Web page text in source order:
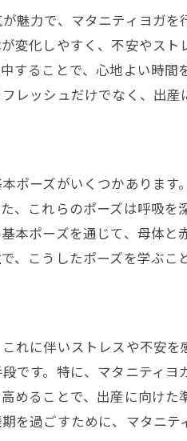
のマタニティヨガがもたら
軽減するためのヨガセッシ
に聞く、ヨガで得た心の平
インストラクターによるサ
の自然環境を取り入れたヨガ
コミュニティと繋がる機会
のヨガが生むリラックス効
の連携で作る安心の場
よい施術室のインテリア
シスの特別なリラクゼーショ
後のサポートで気分上昇
ェッショナルな整体師によ
魅力で、マタニティヨガ
変化しやすく、不安やス
することで、心地よい時
レッシュだけでなく、出
ポーズがいくつかありま
、これらのポーズは呼吸
本ポーズを通じて、母体
、こうしたポーズを学ぶこ
れに伴いストレスや不安
です。特に、マタニティ
めることで、出産に向け
を過ごすために、マタニ